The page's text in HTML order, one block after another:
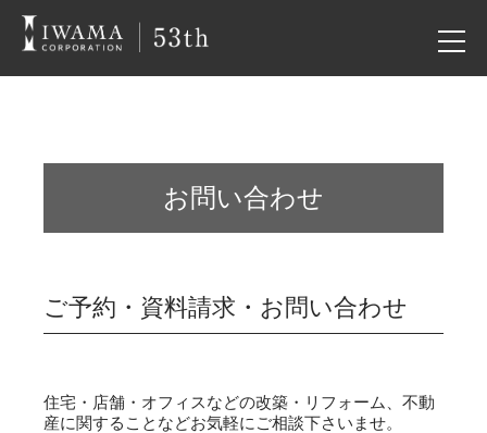
お問い合わせ
ご予約・資料請求・お問い合わせ
住宅・店舗・オフィスなどの改築・リフォーム、不動
産に関することなどお気軽にご相談下さいませ。